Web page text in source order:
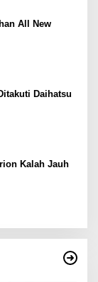
All New
Daihatsu
Kalah Jauh